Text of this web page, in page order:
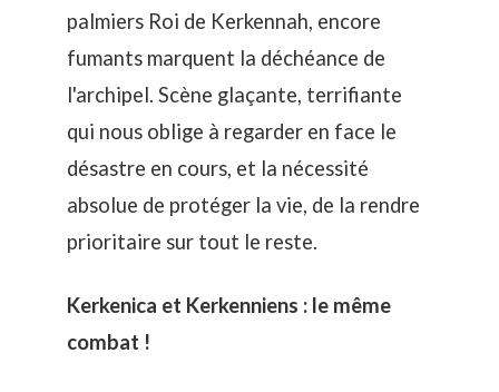
palmiers Roi de Kerkennah, encore
fumants marquent la déchéance de
l'archipel. Scène glaçante, terrifiante
qui nous oblige à regarder en face le
désastre en cours, et la nécessité
absolue de protéger la vie, de la rendre
prioritaire sur tout le reste.
Kerkenica et Kerkenniens : le même
combat !